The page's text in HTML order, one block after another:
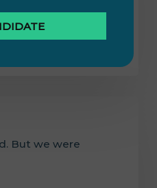
But we were